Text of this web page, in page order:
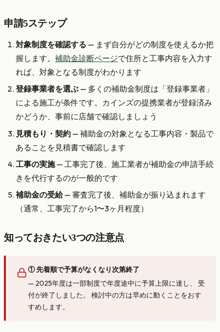
申請5ステップ
対象制度を確認する — まず自分がどの制度を使えるか把
握します。 補助金診断ページで住所と工事内容を入力す
れば、対象となる制度がわかります
登録事業者を選ぶ — 多くの補助金制度は「登録事業者」
による施工が条件です。カインズの提携業者が登録済み
かどうか、事前に店舗で確認しましょう
見積もり・契約 — 補助金の対象となる工事内容・製品で
あることを見積書で確認します
工事の実施— 工事完了後、施工業者が補助金の申請手続
きを代行するのが一般的です
補助金の受給— 審査完了後、補助金が振り込まれます
（通常、工事完了から1〜3ヶ月程度）
知っておきたい3つの注意点
① 先着順で予算がなくなり次第終了
— 2025年度は一部制度で年度途中に予算上限に達し、 受
付が終了しました。 検討中の方は早めに動くことをおす
すめします。